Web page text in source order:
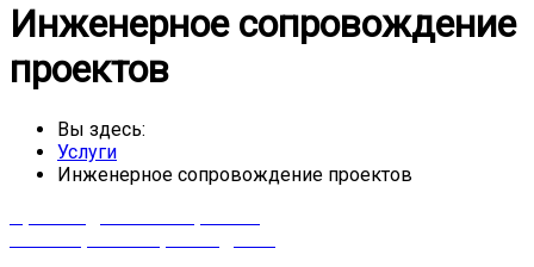
Инженерное сопровождение
проектов
Вы здесь:
Услуги
Инженерное сопровождение проектов